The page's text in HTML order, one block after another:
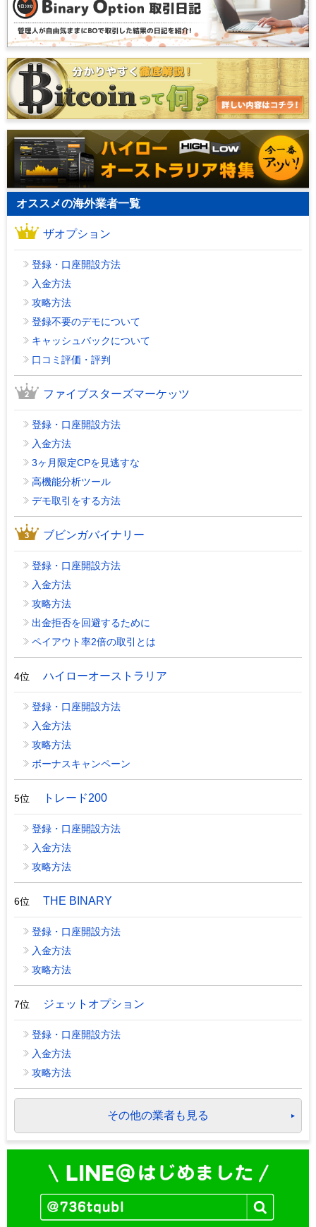
オススメの海外業者一覧
ザオプション
登録・口座開設方法
入金方法
攻略方法
登録不要のデモについて
キャッシュバックについて
口コミ評価・評判
ファイブスターズマーケッツ
登録・口座開設方法
入金方法
3ヶ月限定CPを見逃すな
高機能分析ツール
デモ取引をする方法
ブビンガバイナリー
登録・口座開設方法
入金方法
攻略方法
出金拒否を回避するために
ペイアウト率2倍の取引とは
4位 ハイローオーストラリア
登録・口座開設方法
入金方法
攻略方法
ボーナスキャンペーン
5位 トレード200
登録・口座開設方法
入金方法
攻略方法
6位 THE BINARY
登録・口座開設方法
入金方法
攻略方法
7位 ジェットオプション
登録・口座開設方法
入金方法
攻略方法
その他の業者も見る